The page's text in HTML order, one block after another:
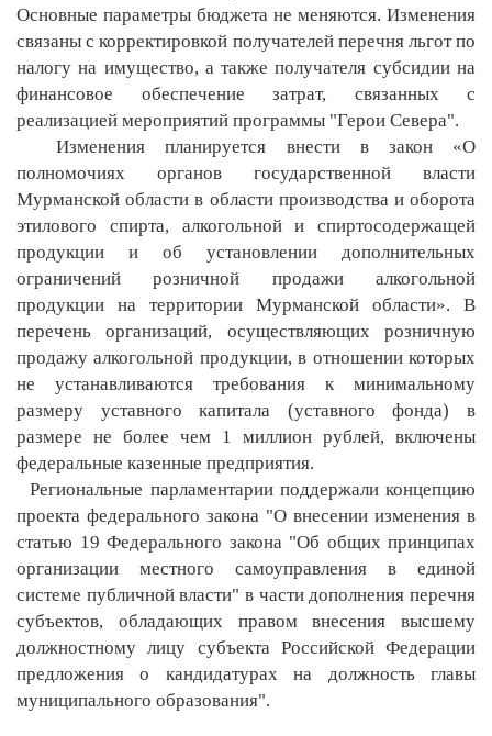
Основные параметры бюджета не меняются. Изменения
связаны с корректировкой получателей перечня льгот по
налогу на имущество, а также получателя субсидии на
финансовое обеспечение затрат, связанных с
реализацией мероприятий программы "Герои Севера".
Изменения планируется внести в закон «О
полномочиях органов государственной власти
Мурманской области в области производства и оборота
этилового спирта, алкогольной и спиртосодержащей
продукции и об установлении дополнительных
ограничений розничной продажи алкогольной
продукции на территории Мурманской области». В
перечень организаций, осуществляющих розничную
продажу алкогольной продукции, в отношении которых
не устанавливаются требования к минимальному
размеру уставного капитала (уставного фонда) в
размере не более чем 1 миллион рублей, включены
федеральные казенные предприятия.
Региональные парламентарии поддержали концепцию
проекта федерального закона "О внесении изменения в
статью 19 Федерального закона "Об общих принципах
организации местного самоуправления в единой
системе публичной власти" в части дополнения перечня
субъектов, обладающих правом внесения высшему
должностному лицу субъекта Российской Федерации
предложения о кандидатурах на должность главы
муниципального образования".